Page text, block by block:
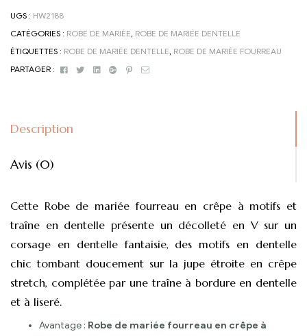
UGS : HW2188
CATÉGORIES : ROBE DE MARIÉE, ROBE DE MARIÉE DENTELLE
ÉTIQUETTES : ROBE DE MARIÉE DENTELLE, ROBE DE MARIÉE FOURREAU
PARTAGER :
FacebookTwitterLinkedinGoogle+Pinterest
Email
Description
Avis (0)
Cette Robe de mariée fourreau en crêpe à motifs et
traîne en dentelle présente un décolleté en V sur un
corsage en dentelle fantaisie, des motifs en dentelle
chic tombant doucement sur la jupe étroite en crêpe
stretch, complétée par une traîne à bordure en dentelle
et à liseré.
Avantage : Robe de mariée fourreau en crêpe à